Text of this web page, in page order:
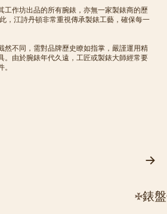
工作坊出品的所有腕錶，亦無一家製錶商的歷
，江詩丹頓非常重視傳承製錶工藝，確保每一
然不同，需對品牌歷史瞭如指掌，嚴謹運用精
。由於腕錶年代久遠，工匠或製錶大師經常要
錶